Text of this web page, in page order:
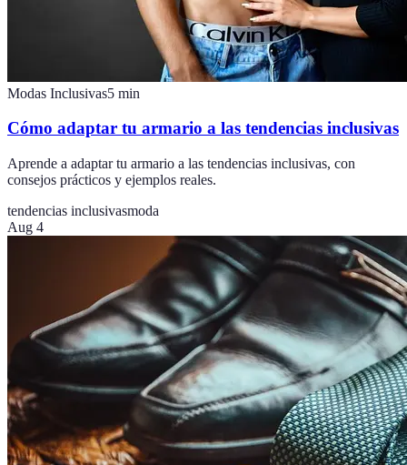
Modas Inclusivas5 min
Cómo adaptar tu armario a las tendencias inclusivas
Aprende a adaptar tu armario a las tendencias inclusivas, con
consejos prácticos y ejemplos reales.
tendencias inclusivasmoda
Aug 4